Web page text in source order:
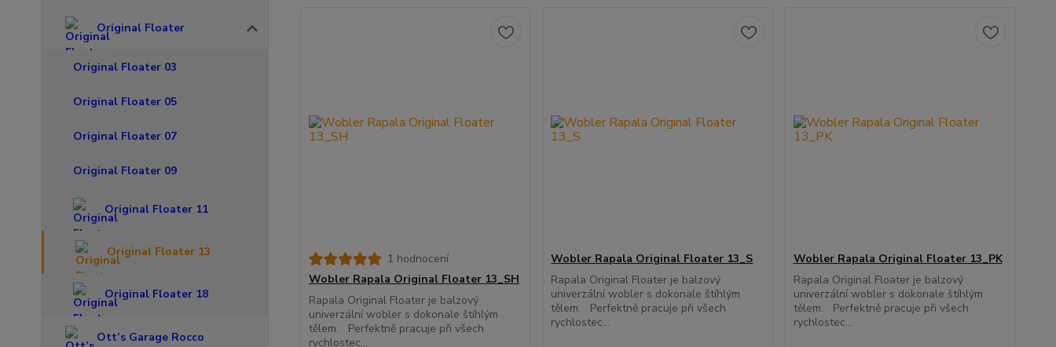
Original Floater
Original Floater 03
Original Floater 05
Original Floater 07
Original Floater 09
Original Floater 11
Original Floater 13
Original Floater 18
Ott’s Garage Rocco
1 hodnocení
Wobler Rapala Original Floater 13_SH
Rapala Original Floater je balzový
univerzální wobler s dokonale štíhlým
tělem. Perfektně pracuje při všech
rychlostec...
Wobler Rapala Original Floater 13_S
Rapala Original Floater je balzový
univerzální wobler s dokonale štíhlým
tělem. Perfektně pracuje při všech
rychlostec...
Wobler Rapala Original Floater 13_PK
Rapala Original Floater je balzový
univerzální wobler s dokonale štíhlým
tělem. Perfektně pracuje při všech
rychlostec...